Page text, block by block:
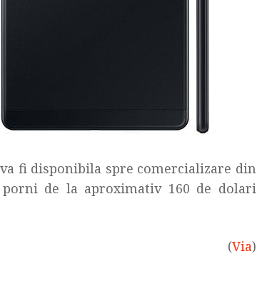
va fi disponibila spre comercializare din
de la aproximativ 160 de dolari
(Via)